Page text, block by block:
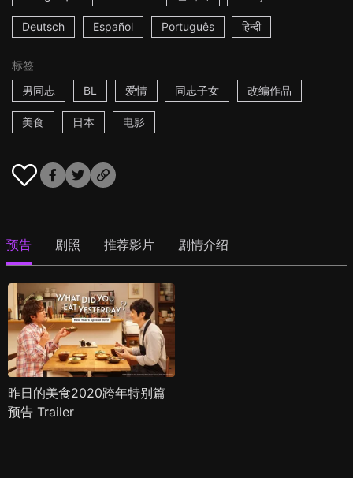
Deutsch Español Português हिन्दी
标签
男同志
BL 爱情 同志子女 改编作品
美食 日本 电影
预告 剧照 推荐影片 剧情介绍
昨日的美食2020跨年特别篇
预告 Trailer